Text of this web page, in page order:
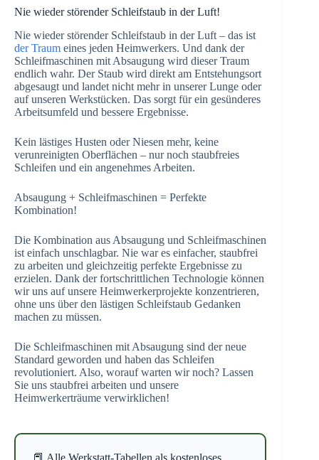
Nie wieder störender Schleifstaub in der Luft!
Nie wieder störender Schleifstaub in der Luft – das ist
der Traum eines jeden Heimwerkers. Und dank der
Schleifmaschinen mit Absaugung wird dieser Traum
endlich wahr. Der Staub wird direkt am Entstehungsort
abgesaugt und landet nicht mehr in unserer Lunge oder
auf unseren Werkstücken. Das sorgt für ein gesünderes
Arbeitsumfeld und bessere Ergebnisse.
Kein lästiges Husten oder Niesen mehr, keine
verunreinigten Oberflächen – nur noch staubfreies
Schleifen und ein angenehmes Arbeiten.
Absaugung + Schleifmaschinen = Perfekte
Kombination!
Die Kombination aus Absaugung und Schleifmaschinen
ist einfach unschlagbar. Nie war es einfacher, staubfrei
zu arbeiten und gleichzeitig perfekte Ergebnisse zu
erzielen. Dank der fortschrittlichen Technologie können
wir uns auf unsere Heimwerkerprojekte konzentrieren,
ohne uns über den lästigen Schleifstaub Gedanken
machen zu müssen.
Die Schleifmaschinen mit Absaugung sind der neue
Standard geworden und haben das Schleifen
revolutioniert. Also, worauf warten wir noch? Lassen
Sie uns staubfrei arbeiten und unsere
Heimwerkerträume verwirklichen!